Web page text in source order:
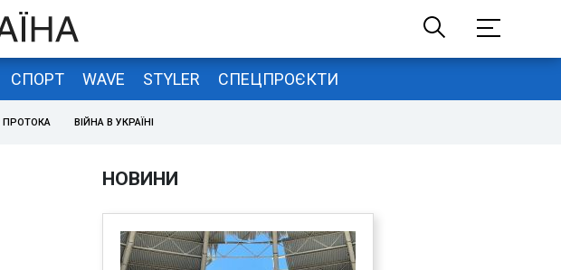
СПОРТ WAVE STYLER СПЕЦПРОЄКТИ
ПРОТОКА ВІЙНА В УКРАЇНІ
НОВИНИ